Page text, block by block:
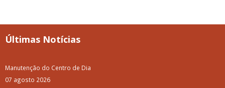
Últimas Notícias
Manutenção do Centro de Dia
07 agosto 2026